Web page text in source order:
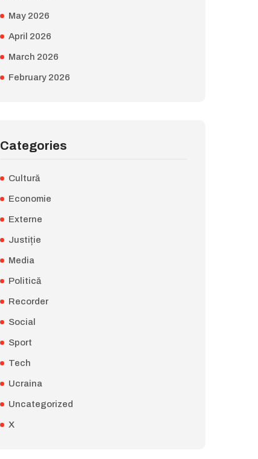
May 2026
April 2026
March 2026
February 2026
Categories
Cultură
Economie
Externe
Justiție
Media
Politică
Recorder
Social
Sport
Tech
Ucraina
Uncategorized
X